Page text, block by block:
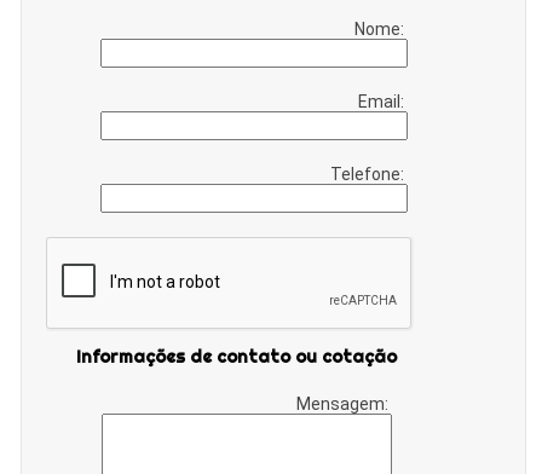
Nome:
Email:
Telefone:
Informações de contato ou cotação
Mensagem: